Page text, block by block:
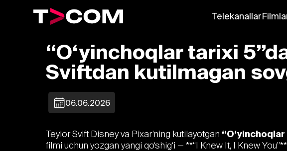
Telekanallar
“O‘yinchoqlar tarixi
Sviftdan kutilmagan
06.06.2026
Teylor Svift Disney va Pixar’ning kutilayotgan
filmi uchun yozgan yangi qo‘shig‘i — **“I Knew It, I Knew